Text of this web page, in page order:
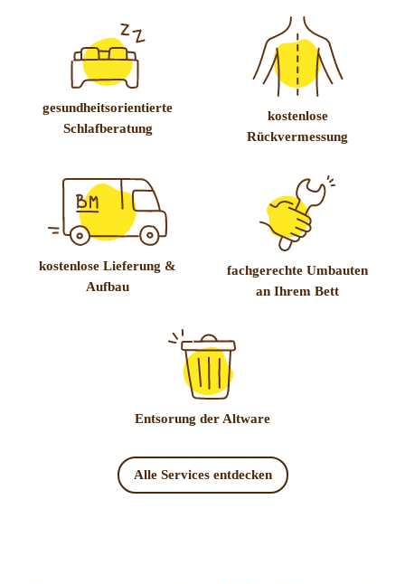
gesundheitsorientierte
Schlafberatung
kostenlose
Rückvermessung
kostenlose Lieferung &
Aufbau
fachgerechte Umbauten
an Ihrem Bett
Entsorung der Altware
Alle Services entdecken